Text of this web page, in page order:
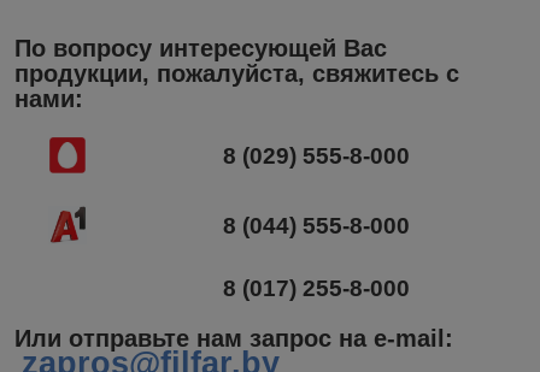
По вопросу интересующей Вас
продукции, пожалуйста, свяжитесь с
нами:
8 (029) 555-8-000
8 (044) 555-8-000
8 (017) 255-8-000
Или отправьте нам запрос на e-mail :
zapros@filfar.by